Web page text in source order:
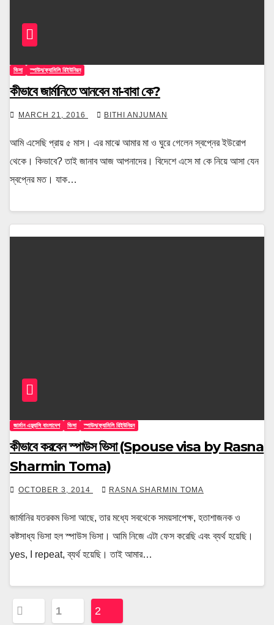
ভিসা স্পাউস/ফ্যামিলি রিইউনিয়ন
কীভাবে জার্মানিতে আনবেন মা-বাবা কে?
MARCH 21, 2016 BITHI ANJUMAN
আমি এসেছি প্রায় ৫ মাস। এর মাঝে আমার মা ও ঘুরে গেলেন স্বপ্নের ইউরোপ
থেকে। কিভাবে? তাই জানাব আজ আপনাদের। বিদেশে এসে মা কে নিয়ে আসা যেন
স্বপ্নের মত। যাক…
জার্মান এম্ব্যাসি বাংলাদেশ ভিসা স্পাউস/ফ্যামিলি রিইউনিয়ন
কীভাবে করবেন স্পাউস ভিসা (Spouse visa by Rasna
Sharmin Toma)
OCTOBER 3, 2014 RASNA SHARMIN TOMA
জার্মানির যতরকম ভিসা আছে, তার মধ্যে সবথেকে সময়সাপেক্ষ, হতাশাজনক ও
কষ্টসাধ্য ভিসা হল স্পাউস ভিসা। আমি নিজে এটা ফেস করেছি এবং ব্যর্থ হয়েছি।
yes, I repeat, ব্যর্থ হয়েছি। তাই আমার…
Posts1 2